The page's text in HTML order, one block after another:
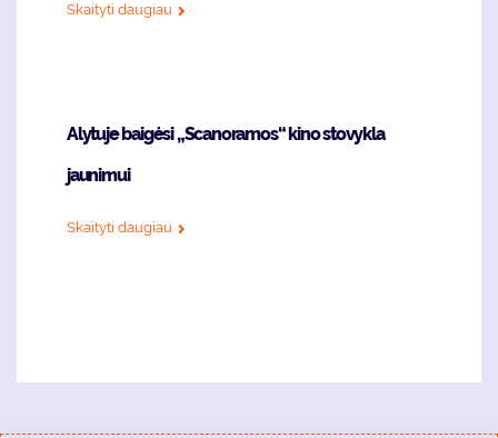
Skaityti daugiau
Alytuje baigėsi „Scanoramos“ kino stovykla
jaunimui
Skaityti daugiau